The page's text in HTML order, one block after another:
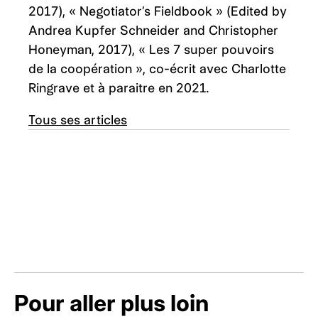
2017), « Negotiator’s Fieldbook » (Edited by
Andrea Kupfer Schneider and Christopher
Honeyman, 2017), « Les 7 super pouvoirs
de la coopération », co-écrit avec Charlotte
Ringrave et à paraitre en 2021.
Tous ses articles
Pour aller plus loin